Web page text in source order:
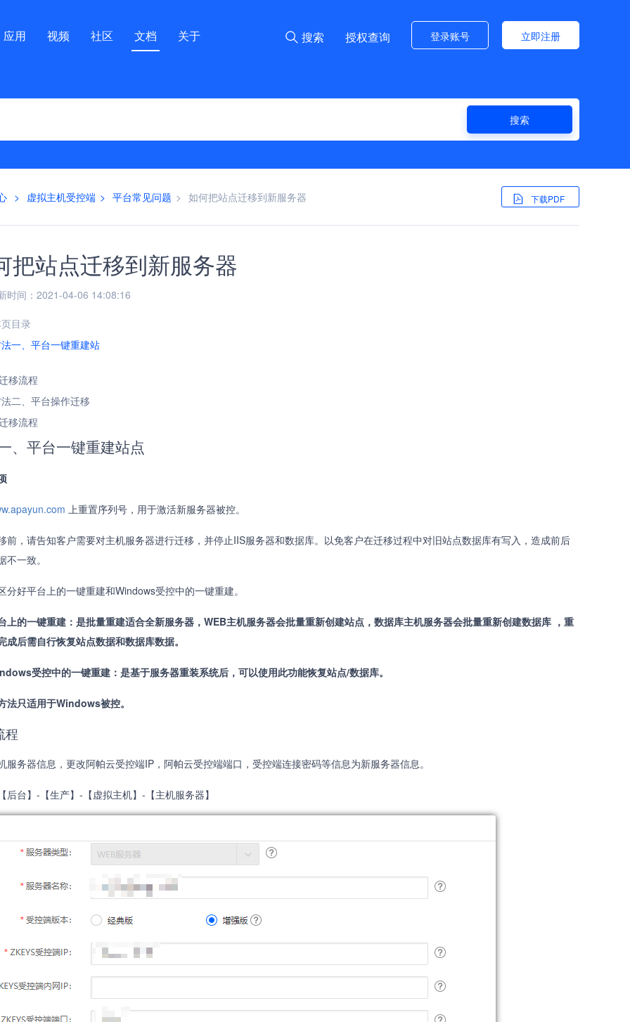
应用 视频 社区 文档 关于 搜索 授权查询 登录账号 立即注册
搜索
> 虚拟主机受控端 > 平台常见问题 > 如何把站点迁移到新服务器 下载PDF
把站点迁移到新服务器
时间：2021-04-06 14:08:16
目录
一、平台一键重建站
移流程
二、平台操作迁移
移流程
、平台一键重建站点
上重置序列号，用于激活新服务器被控。
前，请告知客户需要对主机服务器进行迁移，并停止IIS服务器和数据库。以免客户在迁移过程中对旧站点数据库有写入，造成前后
不一致。
分好平台上的一键重建和Windows受控中的一键重建。
上的一键重建：是批量重建适合全新服务器，WEB主机服务器会批量重新创建站点，数据库主机服务器会批量重新创建数据库 ，重
成后需自行恢复站点数据和数据库数据。
受控中的一键重建：是基于服务器重装系统后，可以使用此功能恢复站点/数据库。
法只适用于Windows被控。
程
服务器信息，更改阿帕云受控端IP，阿帕云受控端端口，受控端连接密码等信息为新服务器信息。
后台】-【生产】-【虚拟主机】-【主机服务器】